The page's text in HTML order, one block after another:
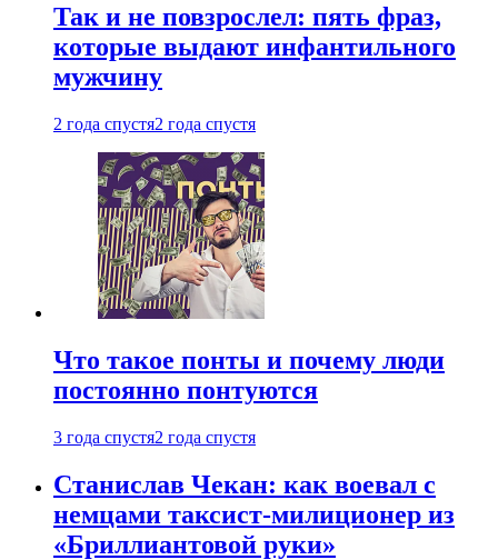
Так и не повзрослел: пять фраз,
которые выдают инфантильного
мужчину
2 года спустя2 года спустя
Что такое понты и почему люди
постоянно понтуются
3 года спустя2 года спустя
Станислав Чекан: как воевал с
немцами таксист-милиционер из
«Бриллиантовой руки»